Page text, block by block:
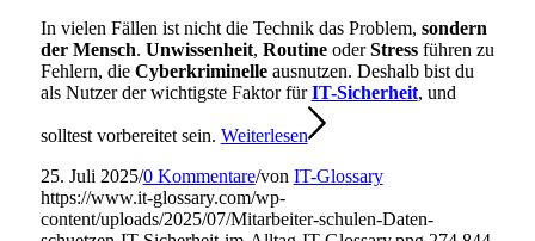
In vielen Fällen ist nicht die Technik das Problem, sondern
der Mensch. Unwissenheit, RoutineoderStressführen zu
Fehlern, die Cyberkriminelleausnutzen. Deshalb bist du
als Nutzer der wichtigste Faktor fürIT-Sicherheit, und
solltest vorbereitet sein. Weiterlesen
25. Juli 2025/0 Kommentare/von IT-Glossary
https://www.it-glossary.com/wp-
content/uploads/2025/07/Mitarbeiter-schulen-Daten-